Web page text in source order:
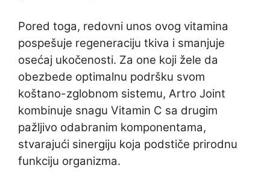
Pored toga, redovni unos ovog vitamina
pospešuje regeneraciju tkiva i smanjuje
osećaj ukočenosti. Za one koji žele da
obezbede optimalnu podršku svom
koštano-zglobnom sistemu, Artro Joint
kombinuje snagu Vitamin C sa drugim
pažljivo odabranim komponentama,
stvarajući sinergiju koja podstiče prirodnu
funkciju organizma.